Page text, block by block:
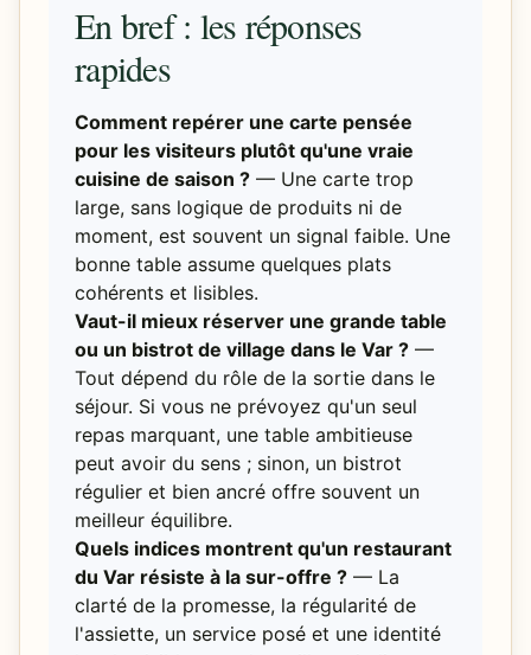
En bref : les réponses
rapides
Comment repérer une carte pensée
pour les visiteurs plutôt qu'une vraie
cuisine de saison ? — Une carte trop
large, sans logique de produits ni de
moment, est souvent un signal faible. Une
bonne table assume quelques plats
cohérents et lisibles.
Vaut-il mieux réserver une grande table
ou un bistrot de village dans le Var ? —
Tout dépend du rôle de la sortie dans le
séjour. Si vous ne prévoyez qu'un seul
repas marquant, une table ambitieuse
peut avoir du sens ; sinon, un bistrot
régulier et bien ancré offre souvent un
meilleur équilibre.
Quels indices montrent qu'un restaurant
du Var résiste à la sur-offre ? — La
clarté de la promesse, la régularité de
l'assiette, un service posé et une identité